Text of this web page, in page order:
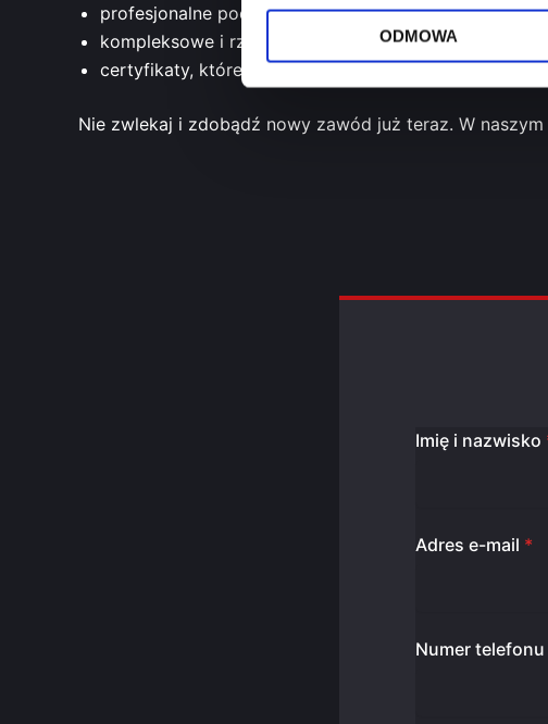
ODMOWA
profesjonalne podejście i nauka od najlepszych
kompleksowe i rzetelnie prowadzone szkolenia
certyfikaty, które otworzą drzwi do kariery w
Nie zwlekaj i zdobądź nowy zawód już teraz. W
Imię i nazwisko
Adres e-mail *
Numer telefonu